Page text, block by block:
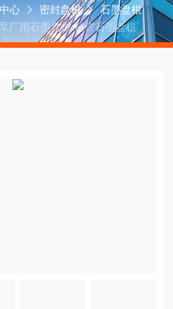
心 密封盘根
石墨盘根
厂用石墨盘根 销售石墨盘根